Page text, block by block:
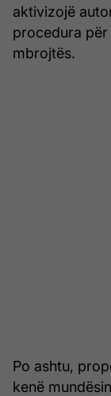
aktivizojë
procedura për
mbrojtës.
Po ashtu,
kenë